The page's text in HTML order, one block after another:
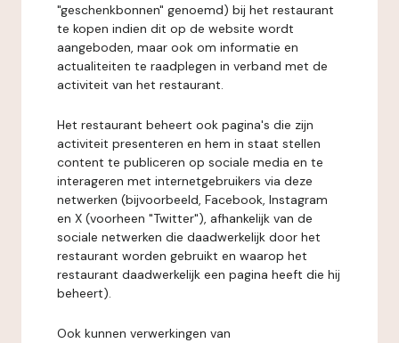
"geschenkbonnen" genoemd) bij het restaurant
te kopen indien dit op de website wordt
aangeboden, maar ook om informatie en
actualiteiten te raadplegen in verband met de
activiteit van het restaurant.
Het restaurant beheert ook pagina's die zijn
activiteit presenteren en hem in staat stellen
content te publiceren op sociale media en te
interageren met internetgebruikers via deze
netwerken (bijvoorbeeld, Facebook, Instagram
en X (voorheen "Twitter"), afhankelijk van de
sociale netwerken die daadwerkelijk door het
restaurant worden gebruikt en waarop het
restaurant daadwerkelijk een pagina heeft die hij
beheert).
Ook kunnen verwerkingen van